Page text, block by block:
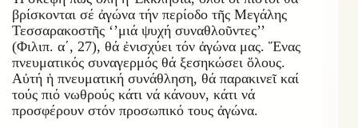
βρίσκονται σέ ἀγώνα τήν περίοδο τῆς Μεγάλης
Τεσσαρακοστῆς ‘’μιά ψυχή συναθλοῦντες’’
(Φιλιπ. α΄, 27), θά ἐνισχύει τόν ἀγώνα μας. Ἕνας
πνευματικός συναγερμός θά ξεσηκώσει ὅλους.
Αὐτή ἡ πνευματική συνάθληση, θά παρακινεῖ καί
τούς πιό νωθρούς κάτι νά κάνουν, κάτι νά
προσφέρουν στόν προσωπικό τους ἀγώνα.